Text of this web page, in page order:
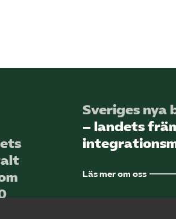
Sveriges nya
– landets
Läs mer om oss